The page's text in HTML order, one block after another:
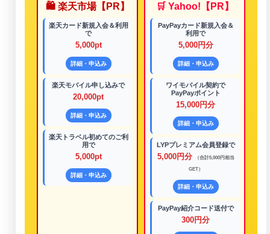
🛍️ 楽天市場【PR】
楽天カード新規入会＆利用
で
5,000pt
詳細・申込み
楽天モバイル申し込みで
20,000pt
詳細・申込み
楽天トラベル初めてのご利
用で
5,000pt
詳細・申込み
🛒 Yahoo!【PR】
PayPayカード新規入会＆
利用で
5,000円分
詳細・申込み
ワイモバイル契約で
PayPayポイント
15,000円分
詳細・申込み
LYPプレミアム会員登録で
5,000円分 （合計5,000円相当
GET）
詳細・申込み
PayPay紹介コード送付で
300円分